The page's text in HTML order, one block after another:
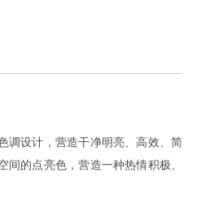
调设计，营造干净明亮、高效、简
间的点亮色，营造一种热情积极、